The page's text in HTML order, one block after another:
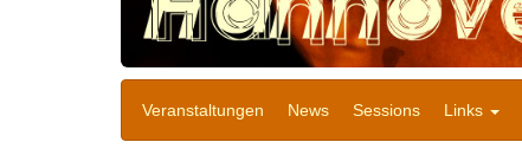
Veranstaltungen News Sessions Links